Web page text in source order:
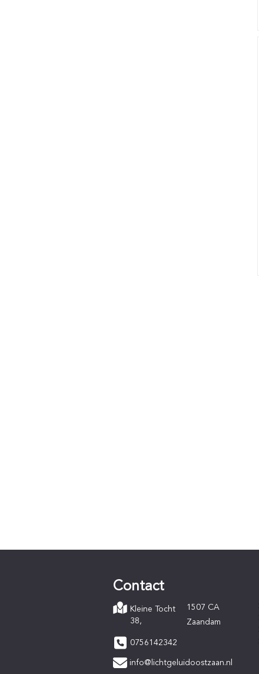
Contact
Kleine Tocht
38,
1507 CA
Zaandam
0756142342
info@lichtgeluidoostzaan.nl